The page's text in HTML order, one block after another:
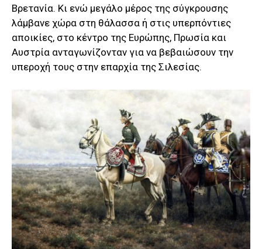
Βρετανία. Κι ενώ μεγάλο μέρος της σύγκρουσης
λάμβανε χώρα στη θάλασσα ή στις υπερπόντιες
αποικίες, στο κέντρο της Ευρώπης, Πρωσία και
Αυστρία ανταγωνίζονταν για να βεβαιώσουν την
υπεροχή τους στην επαρχία της Σιλεσίας.